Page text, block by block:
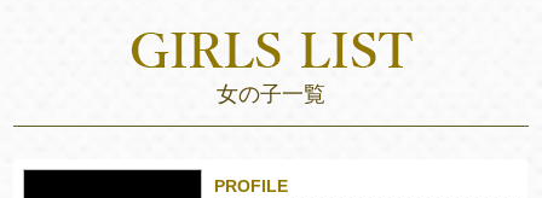
女の子一覧
PROFILE